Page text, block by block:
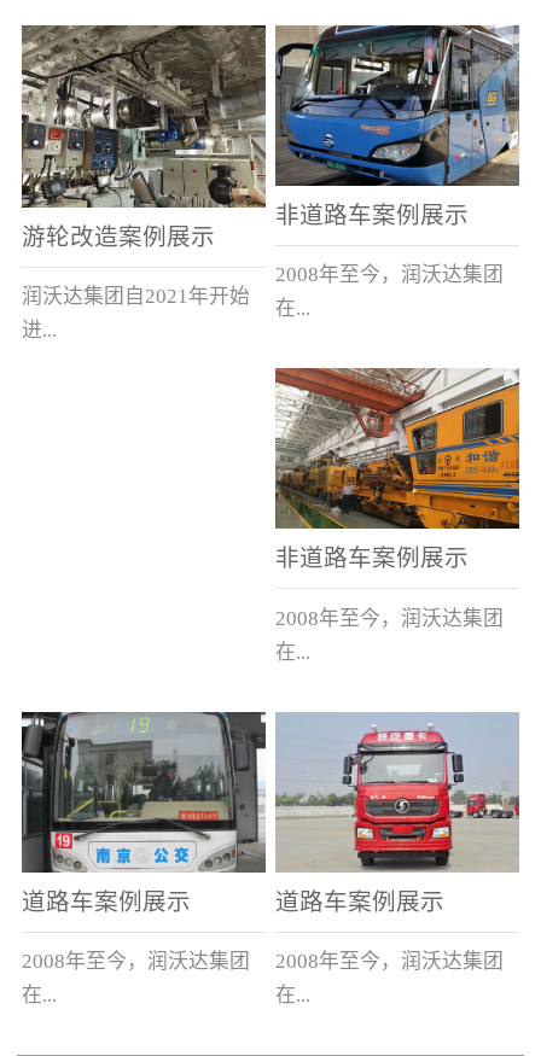
游轮改造案例展示
润沃达集团自2021年开始
进...
非道路车案例展示
2008年至今，润沃达集团
在...
中国累计升级改造非道路
运输车辆10000余辆，涵盖
了所有非道路车辆类型。
非道路车案例展示
2008年至今，润沃达集团
在...
中国累计升级改造非道路
运输车辆10000余辆，涵盖
了所有非道路车辆类型。
道路车案例展示
2008年至今，润沃达集团
在...
道路车案例展示
2008年至今，润沃达集团
在...